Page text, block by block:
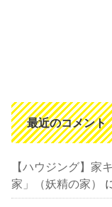
最近のコメント
【ハウジング】家
家」（妖精の家）